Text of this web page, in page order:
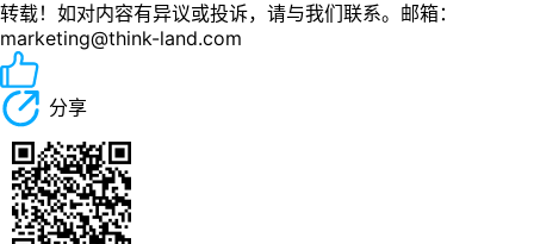
转载！如对内容有异议或投诉，请与我们联系。邮箱：
marketing@think-land.com
分享